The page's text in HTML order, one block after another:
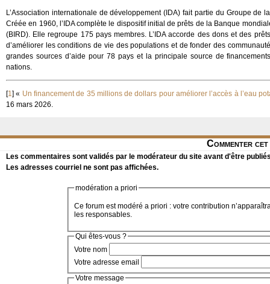
L’Association internationale de développement (IDA) fait partie du Groupe
Créée en 1960, l’IDA complète le dispositif initial de prêts de la Banque
(BIRD). Elle regroupe 175 pays membres. L’IDA accorde des dons et des
d’améliorer les conditions de vie des populations et de fonder des
grandes sources d’aide pour 78 pays et la principale source de
nations.
[1]« Un financement de 35 millions de dollars pour améliorer l’accès à l’eau
16 mars 2026.
Commenter
Les commentaires sont validés par le modérateur du site avant d'être
Les adresses courriel ne sont pas affichées.
modération a priori
Ce forum est modéré a priori : votre contribution
les responsables.
Qui êtes-vous ?
Votre nom
Votre adresse email
Votre message